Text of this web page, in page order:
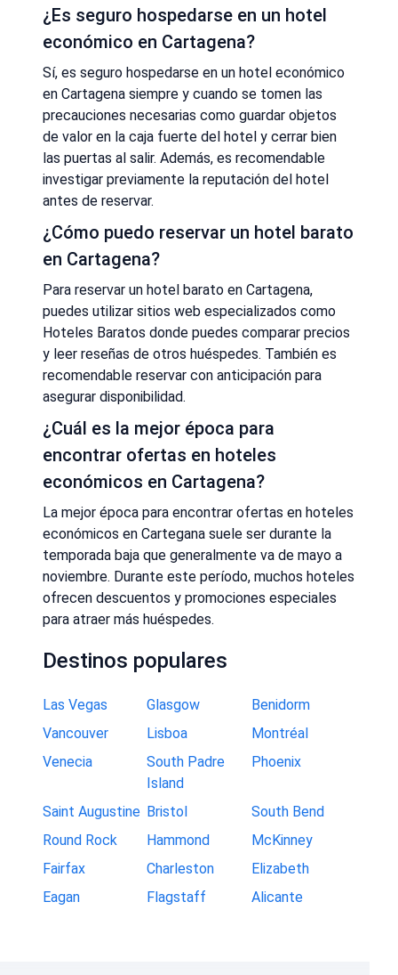
¿Es seguro hospedarse en un hotel
económico en Cartagena?
Sí, es seguro hospedarse en un hotel económico
en Cartagena siempre y cuando se tomen las
precauciones necesarias como guardar objetos
de valor en la caja fuerte del hotel y cerrar bien
las puertas al salir. Además, es recomendable
investigar previamente la reputación del hotel
antes de reservar.
¿Cómo puedo reservar un hotel barato
en Cartagena?
Para reservar un hotel barato en Cartagena,
puedes utilizar sitios web especializados como
Hoteles Baratos donde puedes comparar precios
y leer reseñas de otros huéspedes. También es
recomendable reservar con anticipación para
asegurar disponibilidad.
¿Cuál es la mejor época para
encontrar ofertas en hoteles
económicos en Cartagena?
La mejor época para encontrar ofertas en hoteles
económicos en Cartegana suele ser durante la
temporada baja que generalmente va de mayo a
noviembre. Durante este período, muchos hoteles
ofrecen descuentos y promociones especiales
para atraer más huéspedes.
Destinos populares
Las Vegas Glasgow
Benidorm
Vancouver
Lisboa
Montréal
Venecia
South Padre
Island
Phoenix
Saint Augustine Bristol
South Bend
Round Rock
Hammond
McKinney
Fairfax
Charleston
Elizabeth
Eagan
Flagstaff Alicante